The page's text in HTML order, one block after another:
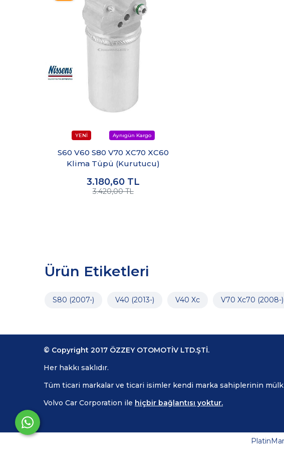
S60 V60 S80 V70 XC70 XC60
Klima Tüpü (Kurutucu)
3.180,60 TL
3.420,00 TL
Ürün Etiketleri
S80 (2007-) V40 (2013-) V40 Xc V70 Xc70 (2008-)
© Copyright 2017 ÖZZEY OTOMOTİV LTD.ŞTİ.
Her hakkı saklıdır.
Tüm ticari markalar ve ticari isimler kendi marka sahiplerinin
Volvo Car Corporation ile hiçbir bağlantısı yoktur.